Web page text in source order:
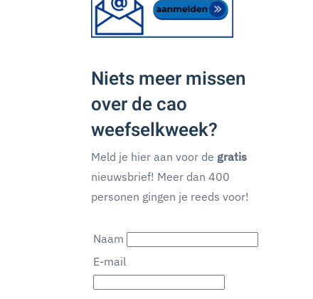
Niets meer missen
over de cao
weefselkweek?
Meld je hier aan voor de gratis
nieuwsbrief! Meer dan 400
personen gingen je reeds voor!
Naam
E-mail